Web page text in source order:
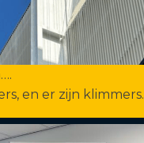
en er zijn klimmers.